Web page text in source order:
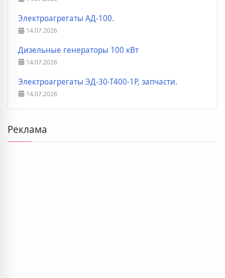
Электроагрегаты АД-100.
14.07.2026
Дизельные генераторы 100 кВт
14.07.2026
Электроагрегаты ЭД-30-Т400-1Р, запчасти.
14.07.2026
Реклама